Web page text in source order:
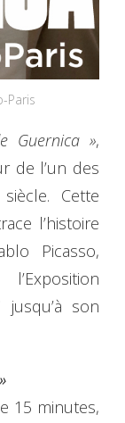
Paris
Guernica »,
de l’un des
Cette
l’histoire
Picasso,
son
15 minutes,